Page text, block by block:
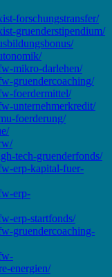
forschungstransfer/
gruenderstipendium/
mikro-darlehen/
gruendercoaching/
foerdermittel/
unternehmerkredit/
foerderung/
tech-gruenderfonds/
erp-kapital-fuer-
erp-
erp-startfonds/
gruendercoaching-
energien/